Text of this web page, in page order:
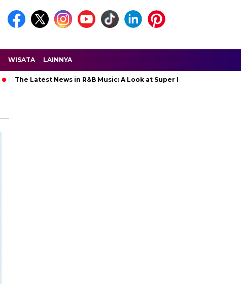
WISATA LAINNYA
The Latest News in R&B Music: A Look at Super Bowl Performances,